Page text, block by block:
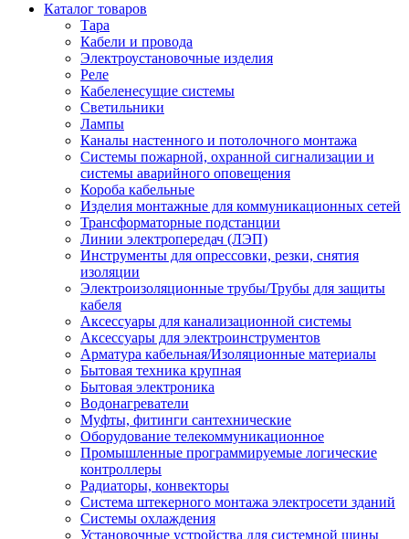
Каталог товаров
Тара
Кабели и провода
Электроустановочные изделия
Реле
Кабеленесущие системы
Светильники
Лампы
Каналы настенного и потолочного монтажа
Системы пожарной, охранной сигнализации и
системы аварийного оповещения
Короба кабельные
Изделия монтажные для коммуникационных сетей
Трансформаторные подстанции
Линии электропередач (ЛЭП)
Инструменты для опрессовки, резки, снятия
изоляции
Электроизоляционные трубы/Трубы для защиты
кабеля
Аксессуары для канализационной системы
Аксессуары для электроинструментов
Арматура кабельная/Изоляционные материалы
Бытовая техника крупная
Бытовая электроника
Водонагреватели
Муфты, фитинги сантехнические
Оборудование телекоммуникационное
Промышленные программируемые логические
контроллеры
Радиаторы, конвекторы
Система штекерного монтажа электросети зданий
Системы охлаждения
Установочные устройства для системной шины